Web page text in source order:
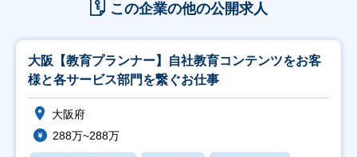
この企業の他の公開求人
大阪【教育プランナー】自社教育コンテンツをお客
様と各サービス部門を繋ぐお仕事
大阪府
288万~288万